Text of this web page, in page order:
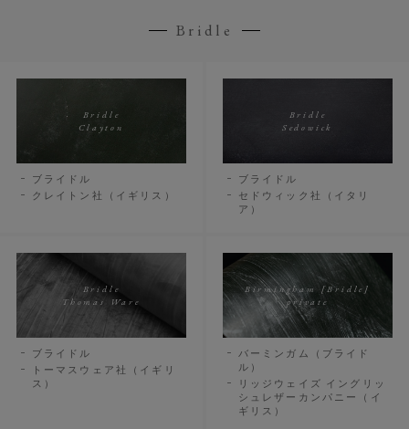
Bridle
Bridle
Clayton
ブライドル
クレイトン社（イギリス）
Bridle
Sedowick
ブライドル
セドウィック社（イタリ
ア）
Bridle
Thomas Ware
ブライドル
トーマスウェア社（イギリ
ス）
Birmingham [Bridle]
private
バーミンガム（ブライド
ル）
リッジウェイズ イングリッ
シュレザーカンパニー（イ
ギリス）